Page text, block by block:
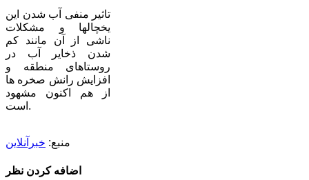
تاثیر منفی آب شدن این
یخچالها و مشکلات
ناشی از آن مانند کم
شدن ذخایر آب در
روستاهای منطقه و
افزایش رانش صخره ها
از هم اکنون مشهود
است.
منبع: خبرآنلاین
اضافه کردن نظر